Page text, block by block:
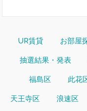
UR賃貸 お部屋
抽選結果・発表
福島区 此花
天王寺区 浪速区